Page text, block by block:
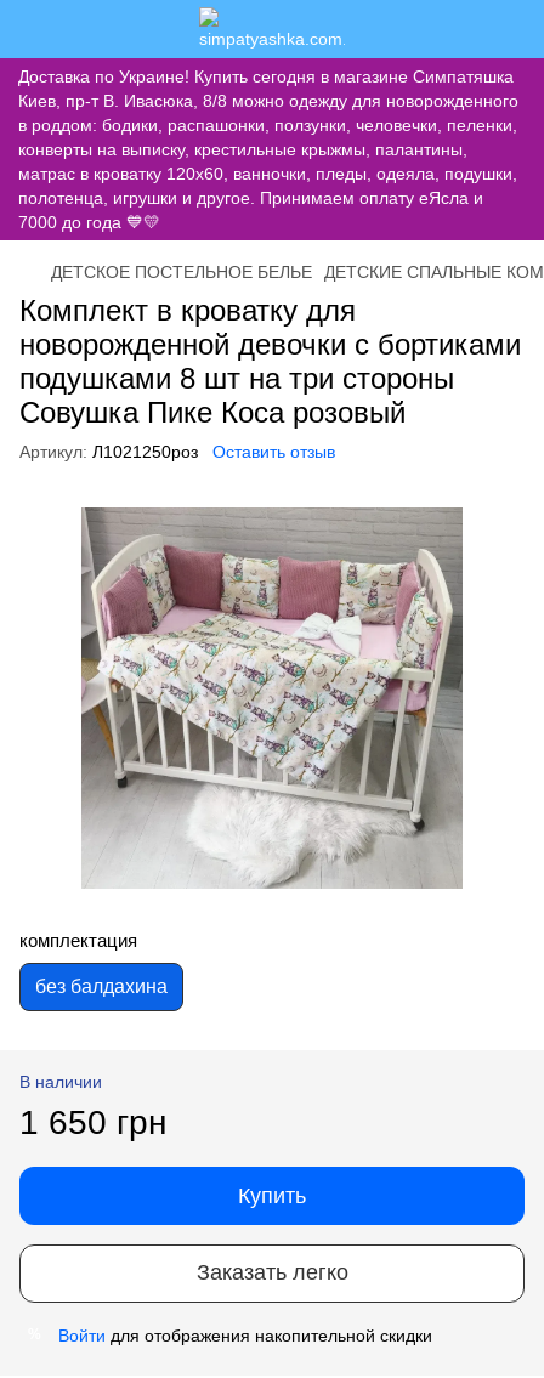
Доставка по Украине! Купить сегодня в магазине Симпатяшка
Киев, пр-т В. Ивасюка, 8/8 можно одежду для новорожденного
в роддом: бодики, распашонки, ползунки, человечки, пеленки,
конверты на выписку, крестильные крыжмы, палантины,
матрас в кроватку 120х60, ванночки, пледы, одеяла, подушки,
полотенца, игрушки и другое. Принимаем оплату еЯсла и
7000 до года 💙💛
ДЕТСКОЕ ПОСТЕЛЬНОЕ БЕЛЬЕ ДЕТСКИЕ СПАЛЬНЫЕ
Комплект в кроватку для
новорожденной девочки с бортиками
подушками 8 шт на три стороны
Совушка Пике Коса розовый
Артикул: Л1021250роз Оставить отзыв
комплектация
без балдахина
В наличии
1 650 грн
Купить
Заказать легко
Войти для отображения накопительной скидки